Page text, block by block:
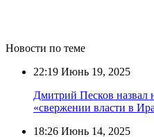
Новости по теме
22:19 Июнь 19, 2025
Дмитрий Песков назвал
«свержении власти в
18:26 Июнь 14, 2025